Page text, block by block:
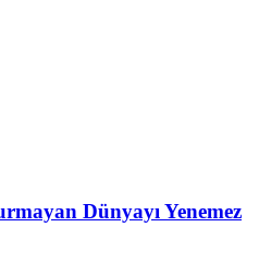
Dünyayı Yenemez